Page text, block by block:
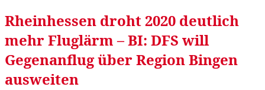
Rheinhessen droht 2020 deutlich
mehr Fluglärm – BI: DFS will
Gegenanflug über Region Bingen
ausweiten